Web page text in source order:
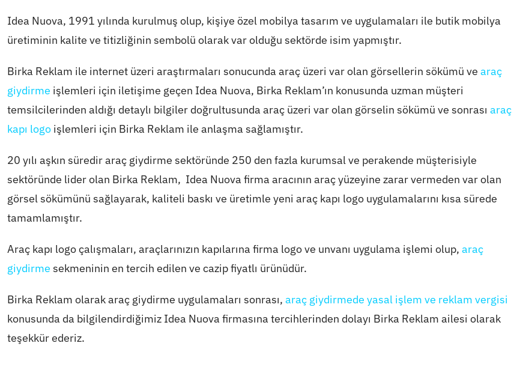
Idea Nuova, 1991 yılında kurulmuş olup, kişiye özel mobilya tasarım ve uygulamaları ile butik mobilya
üretiminin kalite ve titizliğinin sembolü olarak var olduğu sektörde isim yapmıştır.
Birka Reklam ile internet üzeri araştırmaları sonucunda araç üzeri var olan görsellerin sökümü vearaç
giydirme işlemleri için iletişime geçen Idea Nuova, Birka Reklam’ın konusunda uzman müşteri
temsilcilerinden aldığı detaylı bilgiler doğrultusunda araç üzeri var olan görselin sökümü ve sonrası araç
kapı logo işlemleri için Birka Reklam ile anlaşma sağlamıştır.
20 yılı aşkın süredir araç giydirme sektöründe 250 den fazla kurumsal ve perakende müşterisiyle
sektöründe lider olan Birka Reklam, Idea Nuova firma aracının araç yüzeyine zarar vermeden var olan
görsel sökümünü sağlayarak, kaliteli baskı ve üretimle yeni araç kapı logo uygulamalarını kısa sürede
tamamlamıştır.
Araç kapı logo çalışmaları, araçlarınızın kapılarına firma logo ve unvanı uygulama işlemi olup,araç
giydirme sekmeninin en tercih edilen ve cazip fiyatlı ürünüdür.
Birka Reklam olarak araç giydirme uygulamaları sonrası,araç giydirmede yasal işlem ve reklam vergisi
konusunda da bilgilendirdiğimiz Idea Nuova firmasına tercihlerinden dolayı Birka Reklam ailesi olarak
teşekkür ederiz.